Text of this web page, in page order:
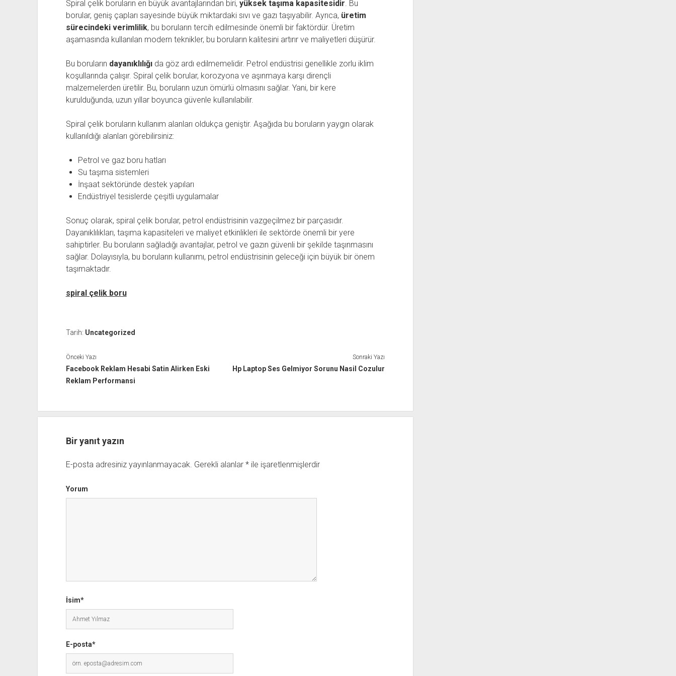
Spiral çelik boruların en büyük avantajlarından biri, yüksek taşıma kapasitesidir. Bu
borular, geniş çapları sayesinde büyük miktardaki sıvı ve gazı taşıyabilir. Ayrıca, üretim
sürecindeki verimlilik, bu boruların tercih edilmesinde önemli bir faktördür. Üretim
aşamasında kullanılan modern teknikler, bu boruların kalitesini artırır ve maliyetleri düşürür.
Bu boruların dayanıklılığıda göz ardı edilmemelidir. Petrol endüstrisi genellikle zorlu iklim
koşullarında çalışır. Spiral çelik borular, korozyona ve aşınmaya karşı dirençli
malzemelerden üretilir. Bu, boruların uzun ömürlü olmasını sağlar. Yani, bir kere
kurulduğunda, uzun yıllar boyunca güvenle kullanılabilir.
Spiral çelik boruların kullanım alanları oldukça geniştir. Aşağıda bu boruların yaygın olarak
kullanıldığı alanları görebilirsiniz:
Petrol ve gaz boru hatları
Su taşıma sistemleri
İnşaat sektöründe destek yapıları
Endüstriyel tesislerde çeşitli uygulamalar
Sonuç olarak, spiral çelik borular, petrol endüstrisinin vazgeçilmez bir parçasıdır.
Dayanıklılıkları, taşıma kapasiteleri ve maliyet etkinlikleri ile sektörde önemli bir yere
sahiptirler. Bu boruların sağladığı avantajlar, petrol ve gazın güvenli bir şekilde taşınmasını
sağlar. Dolayısıyla, bu boruların kullanımı, petrol endüstrisinin geleceği için büyük bir önem
taşımaktadır.
spiral çelik boru
Tarih: Uncategorized
Önceki Yazı
Facebook Reklam Hesabi Satin Alirken Eski
Reklam Performansi
Sonraki Yazı
Hp Laptop Ses Gelmiyor Sorunu Nasil Cozulur
Bir yanıt yazın
E-posta adresiniz yayınlanmayacak. Gerekli alanlar *ile işaretlenmişlerdir
Yorum
İsim*
E-posta*